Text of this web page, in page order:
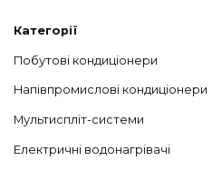
Категорії
Побутові кондиціонери
Напівпромислові кондиціонери
Мультиспліт-системи
Електричні водонагрівачі